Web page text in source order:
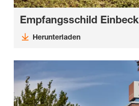
Empfangsschild Einbeck
Herunterladen